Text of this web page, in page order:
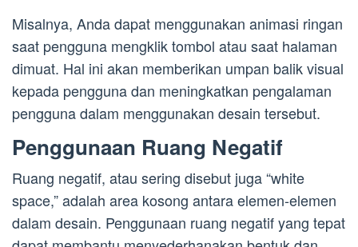
Misalnya, Anda dapat menggunakan animasi ringan
saat pengguna mengklik tombol atau saat halaman
dimuat. Hal ini akan memberikan umpan balik visual
kepada pengguna dan meningkatkan pengalaman
pengguna dalam menggunakan desain tersebut.
Penggunaan Ruang Negatif
Ruang negatif, atau sering disebut juga “white
space,” adalah area kosong antara elemen-elemen
dalam desain. Penggunaan ruang negatif yang tepat